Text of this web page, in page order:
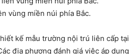
vùng miền núi phía Bắc.
kế mẫu trường nội trú liên cấp tại
địa phương đánh giá việc áp dụng